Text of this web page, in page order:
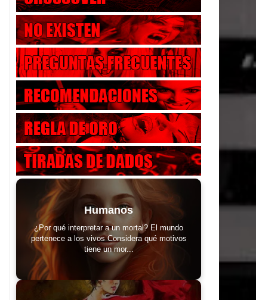
Humanos
¿Por qué interpretar a un mortal? El mundo
pertenece a los vivos Considera qué motivos
tiene un mor...